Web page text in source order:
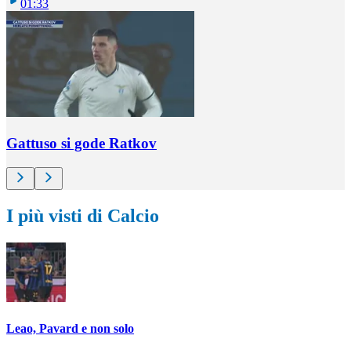
01:33
Gattuso si gode Ratkov
I più visti di Calcio
Leao, Pavard e non solo